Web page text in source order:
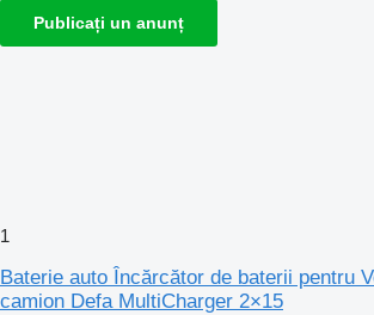
Publicați un anunț
1
Baterie auto Încărcător de baterii pentru
camion Defa MultiCharger 2×15